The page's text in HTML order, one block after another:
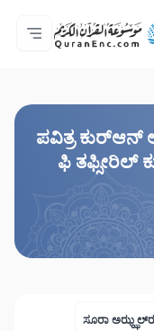
ಮುಖಪುಟ
Audio
ಡೆವಲಪರ್
ಯೋಜನೆಯ
ನಮ್ಮನ್ನು ಕರೆ
ಭಾಷೆ
ಪವಿತ್ರ ಕುರ್‌ಆನ್
ಫಿ ತಫ್ಸೀರಿಲ್
ಸೂರಾ ಅಝ್ಝಲ್